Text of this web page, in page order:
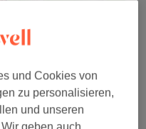
und Cookies von
zu personalisieren,
und unseren
geben auch